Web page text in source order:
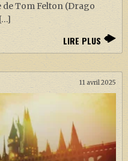
Tom Felton (Drago
LIRE PLUS
11 avril 2025